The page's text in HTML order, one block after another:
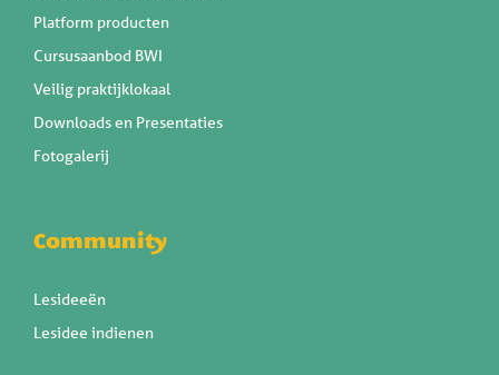
Platform producten
Cursusaanbod BWI
Veilig praktijklokaal
Downloads en Presentaties
Fotogalerij
Community
Lesideeën
Lesidee indienen